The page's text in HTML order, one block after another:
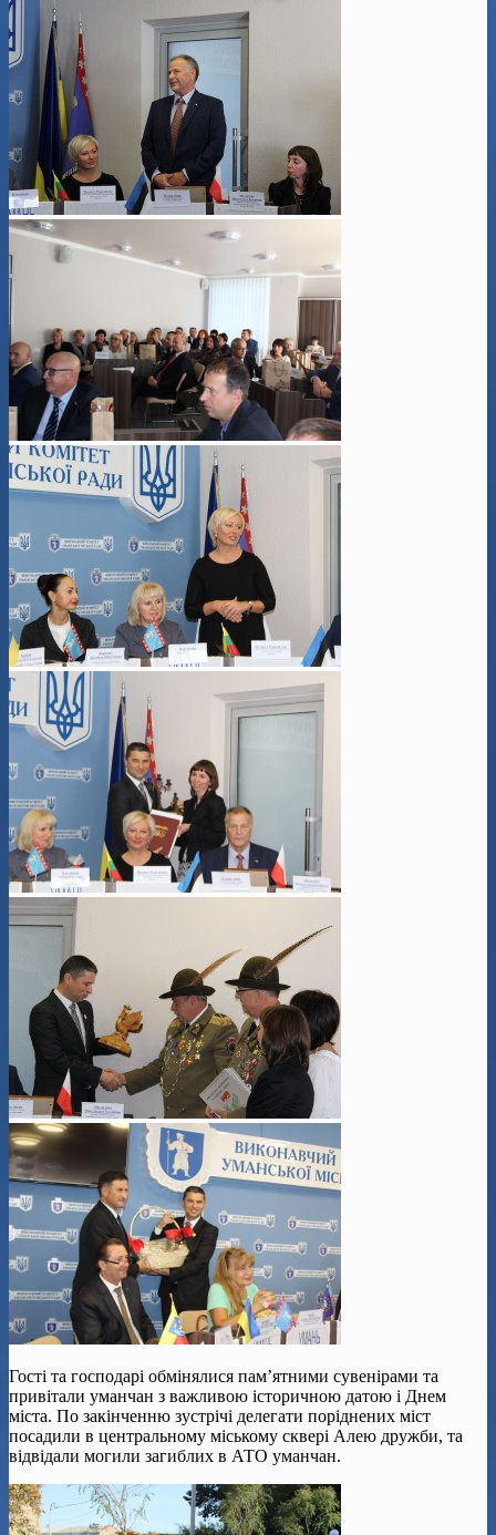
Гості та господарі обмінялися пам’ятними сувенірами та
привітали уманчан з важливою історичною датою і Днем
міста. По закінченню зустрічі делегати поріднених міст
посадили в центральному міському сквері Алею дружби, та
відвідали могили загиблих в АТО уманчан.